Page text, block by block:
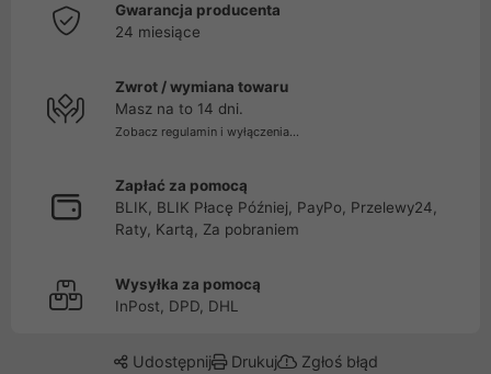
Gwarancja producenta
24 miesiące
Zwrot / wymiana towaru
Masz na to 14 dni.
Zobacz regulamin i wyłączenia...
Zapłać za pomocą
BLIK, BLIK Płacę Później, PayPo, Przelewy24,
Raty, Kartą, Za pobraniem
Wysyłka za pomocą
InPost, DPD, DHL
Udostępnij Drukuj Zgłoś błąd